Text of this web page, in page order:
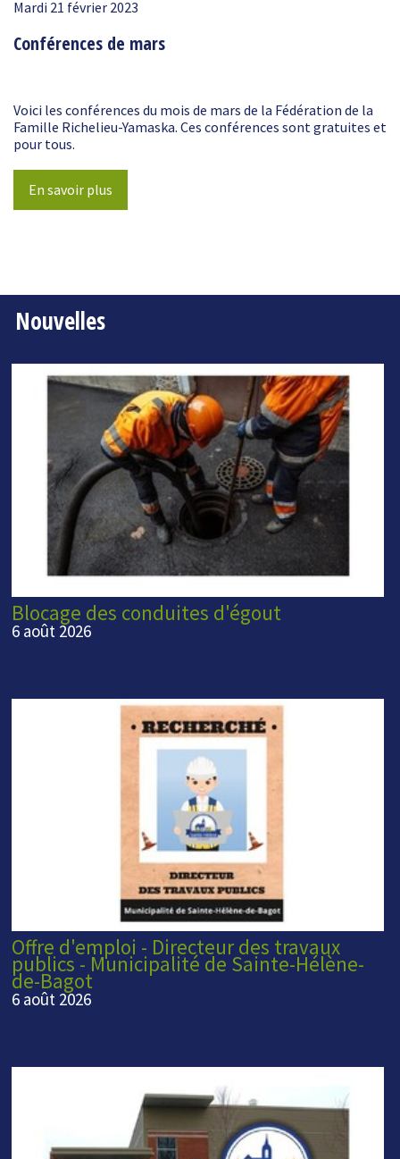
Mardi 21 février 2023
Conférences de mars
Voici les conférences du mois de mars de la Fédération de la
Famille Richelieu-Yamaska. Ces conférences sont gratuites et
pour tous.
En savoir plus
Nouvelles
Blocage des conduites d'égout
6 août 2026
Offre d'emploi - Directeur des travaux
publics - Municipalité de Sainte-Hélène-
de-Bagot
6 août 2026